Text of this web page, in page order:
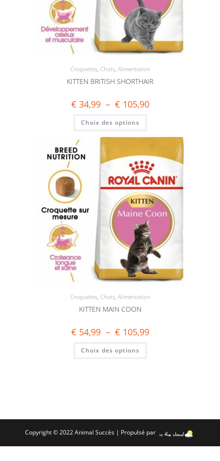
Croquettes, Chats,Alimentation
KITTEN BRITISH SHORTHAIR
€ 34,99 – € 105,90
Choix des options
Croquettes, Chats,Alimentation
KITTEN MAIN COON
€ 54,99 – € 105,99
Choix des options
Copyright © 2022 Animal Succès | Propulsé par